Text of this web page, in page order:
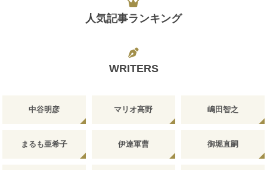
人気記事ランキング
WRITERS
中谷明彦 マリオ高野 嶋田智之
まるも亜希子 伊達軍曹 御堀直嗣